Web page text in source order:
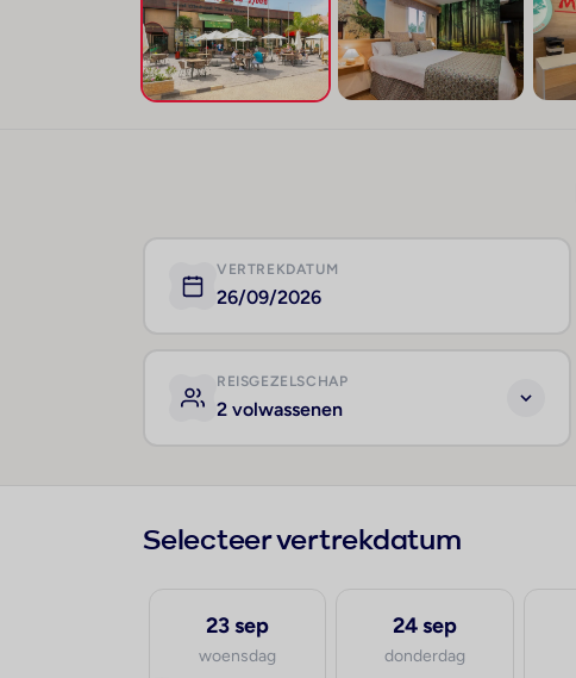
VERTREKDATUM
26/09/2026
REISGEZELSCHAP
2 volwassenen
Selecteer vertrekdatum
23 sep
woensdag
24 sep
donderdag